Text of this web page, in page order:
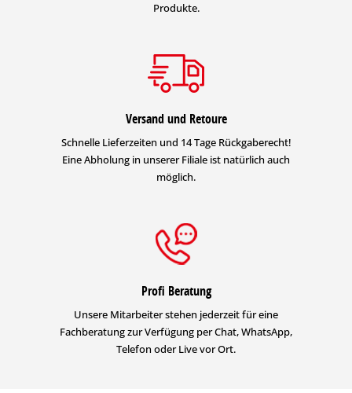
Produkte.
Versand und Retoure
Schnelle Lieferzeiten und 14 Tage Rückgaberecht!
Eine Abholung in unserer Filiale ist natürlich auch
möglich.
Profi Beratung
Unsere Mitarbeiter stehen jederzeit für eine
Fachberatung zur Verfügung per Chat, WhatsApp,
Telefon oder Live vor Ort.